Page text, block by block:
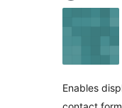
Enables